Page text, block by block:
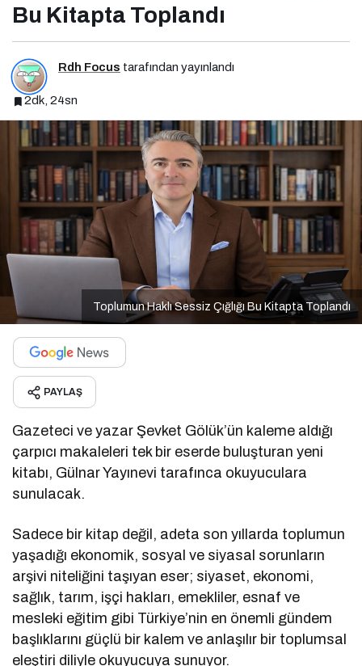
Bu Kitapta Toplandı
Rdh Focus tarafından yayınlandı
2dk, 24sn
Toplumun Haklı Sessiz Çığlığı Bu Kitapta Toplandı
PAYLAŞ
Gazeteci ve yazar Şevket Gölük’ün kaleme aldığı
çarpıcı makaleleri tek bir eserde buluşturan yeni
kitabı, Gülnar Yayınevi tarafınca okuyuculara
sunulacak.
Sadece bir kitap değil, adeta son yıllarda toplumun
yaşadığı ekonomik, sosyal ve siyasal sorunların
arşivi niteliğini taşıyan eser; siyaset, ekonomi,
sağlık, tarım, işçi hakları, emekliler, esnaf ve
mesleki eğitim gibi Türkiye’nin en önemli gündem
başlıklarını güçlü bir kalem ve anlaşılır bir toplumsal
eleştiri diliyle okuyucuya sunuyor.